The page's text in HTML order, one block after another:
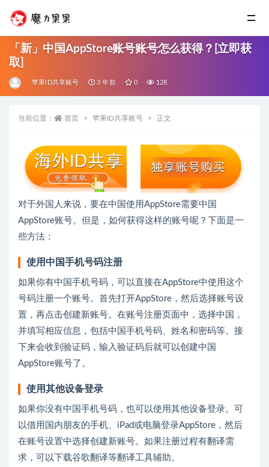
「新」中国AppStore账号账号怎么获得？[立即获
取]
苹果ID共享账号 3 年前 0 128
当前位置： 首页 苹果ID共享账号 正文
对于外国人来说，要在中国使用AppStore需要中国
AppStore账号。但是，如何获得这样的账号呢？下面是一
些方法：
使用中国手机号码注册
如果你有中国手机号码，可以直接在AppStore中使用这个
号码注册一个账号。首先打开AppStore，然后选择账号设
置，再点击创建新账号。在账号注册页面中，选择中国，
并填写相应信息，包括中国手机号码、姓名和密码等。接
下来会收到验证码，输入验证码后就可以创建中国
AppStore账号了。
使用其他设备登录
如果你没有中国手机号码，也可以使用其他设备登录。可
以借用国内朋友的手机、iPad或电脑登录AppStore，然后
在账号设置中选择创建新账号。如果注册过程有翻译需
求，可以下载谷歌翻译等翻译工具辅助。